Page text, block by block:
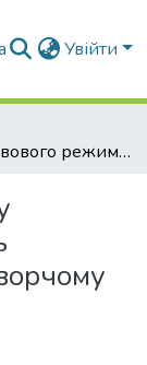
Увійти
Вплив правового режиму воєнного стану на участь громадськості в законотворчому процесі